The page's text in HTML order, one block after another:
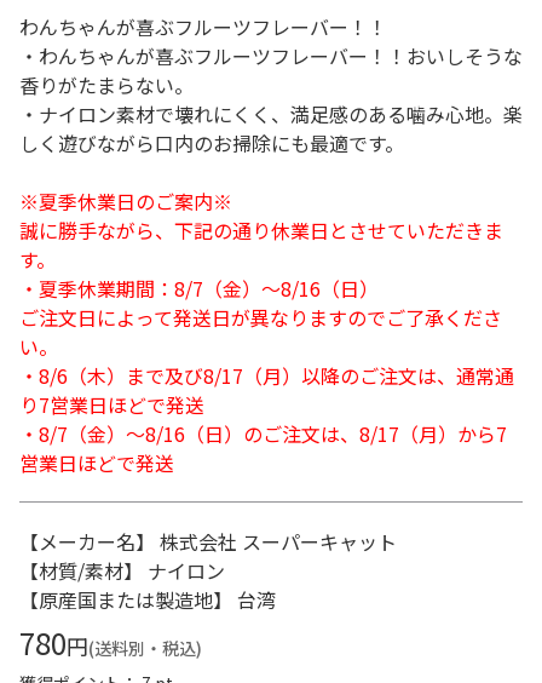
わんちゃんが喜ぶフルーツフレーバー！！
・わんちゃんが喜ぶフルーツフレーバー！！おいしそうな
香りがたまらない。
・ナイロン素材で壊れにくく、満足感のある噛み心地。楽
しく遊びながら口内のお掃除にも最適です。
※夏季休業日のご案内※
誠に勝手ながら、下記の通り休業日とさせていただきま
す。
・夏季休業期間：8/7（金）～8/16（日）
ご注文日によって発送日が異なりますのでご了承くださ
い。
・8/6（木）まで及び8/17（月）以降のご注文は、通常通
り7営業日ほどで発送
・8/7（金）～8/16（日）のご注文は、8/17（月）から7
営業日ほどで発送
【メーカー名】 株式会社 スーパーキャット
【材質/素材】 ナイロン
【原産国または製造地】 台湾
780円(送料別・税込)